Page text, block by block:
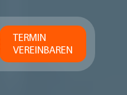
TERMIN
VEREINBAREN